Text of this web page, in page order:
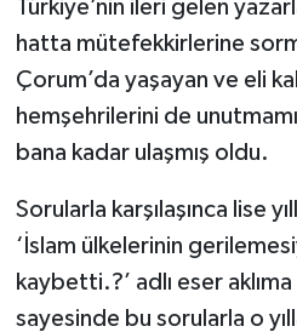
Türkiye’nin ileri gelen
hatta mütefekkirlerine
Çorum’da yaşayan ve eli
hemşehrilerini de
bana kadar ulaşmış oldu.
Sorularla karşılaşınca lise
‘İslam ülkelerinin
kaybetti.?’ adlı eser
sayesinde bu sorularla o